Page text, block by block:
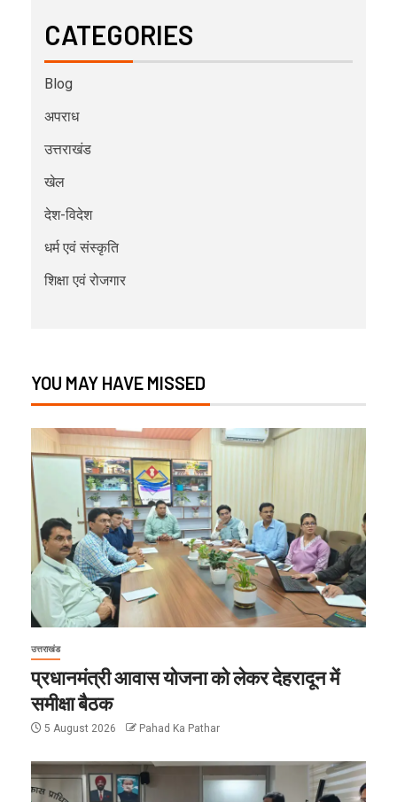
CATEGORIES
Blog
अपराध
उत्तराखंड
खेल
देश-विदेश
धर्म एवं संस्कृति
शिक्षा एवं रोजगार
YOU MAY HAVE MISSED
उत्तराखंड
प्रधानमंत्री आवास योजना को लेकर देहरादून में
समीक्षा बैठक
5 August 2026 Pahad Ka Pathar